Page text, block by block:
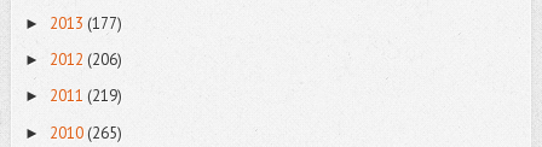
► 2013 (177)
► 2012 (206)
► 2011 (219)
► 2010(265)